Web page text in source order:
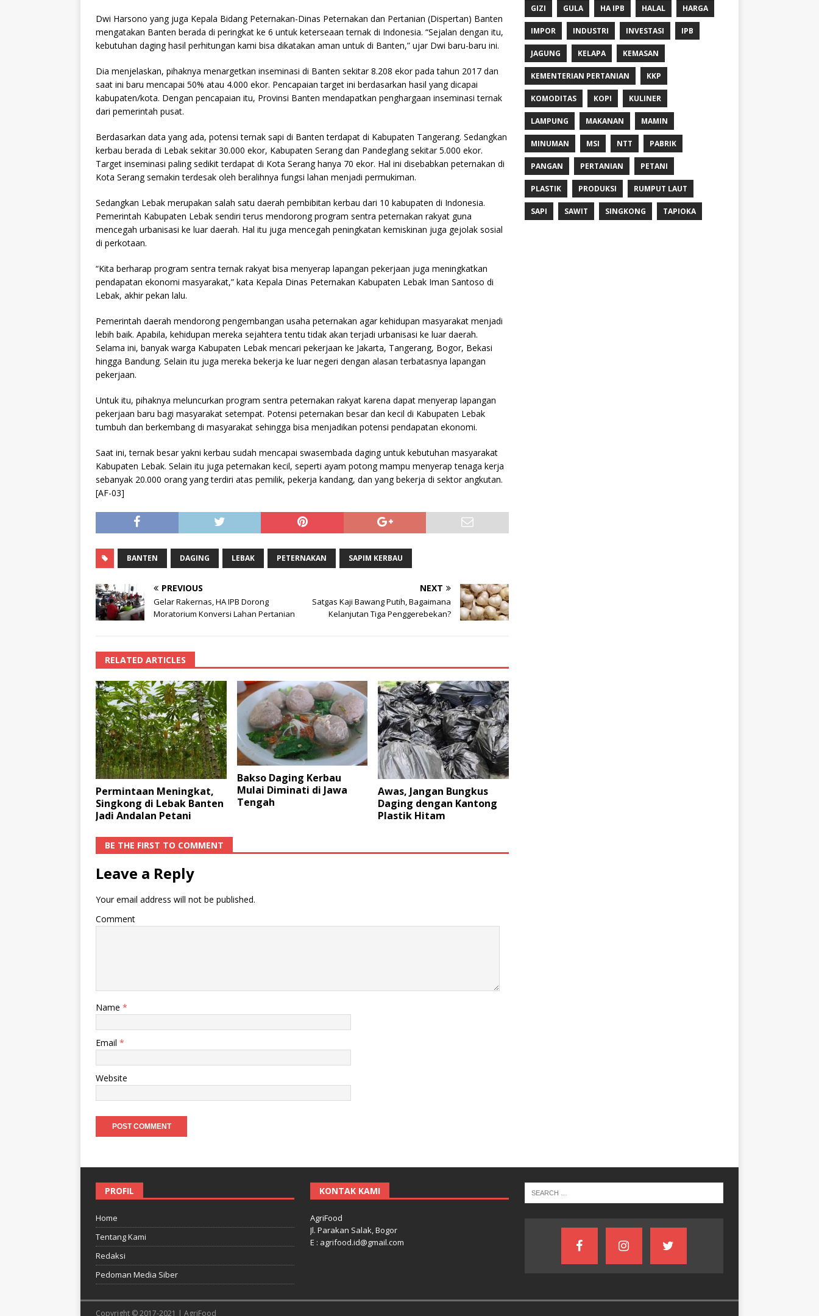
Dwi Harsono yang juga Kepala Bidang Peternakan-Dinas Peternakan dan Pertanian (Dispertan) Banten
mengatakan Banten berada di peringkat ke 6 untuk keterseaan ternak di Indonesia. “Sejalan dengan itu,
kebutuhan daging hasil perhitungan kami bisa dikatakan aman untuk di Banten,” ujar Dwi baru-baru ini.
Dia menjelaskan, pihaknya menargetkan inseminasi di Banten sekitar 8.208 ekor pada tahun 2017 dan
saat ini baru mencapai 50% atau 4.000 ekor. Pencapaian target ini berdasarkan hasil yang dicapai
kabupaten/kota. Dengan pencapaian itu, Provinsi Banten mendapatkan penghargaan inseminasi ternak
dari pemerintah pusat.
Berdasarkan data yang ada, potensi ternak sapi di Banten terdapat di Kabupaten Tangerang. Sedangkan
kerbau berada di Lebak sekitar 30.000 ekor, Kabupaten Serang dan Pandeglang sekitar 5.000 ekor.
Target inseminasi paling sedikit terdapat di Kota Serang hanya 70 ekor. Hal ini disebabkan peternakan di
Kota Serang semakin terdesak oleh beralihnya fungsi lahan menjadi permukiman.
Sedangkan Lebak merupakan salah satu daerah pembibitan kerbau dari 10 kabupaten di Indonesia.
Pemerintah Kabupaten Lebak sendiri terus mendorong program sentra peternakan rakyat guna
mencegah urbanisasi ke luar daerah. Hal itu juga mencegah peningkatan kemiskinan juga gejolak sosial
di perkotaan.
“Kita berharap program sentra ternak rakyat bisa menyerap lapangan pekerjaan juga meningkatkan
pendapatan ekonomi masyarakat,” kata Kepala Dinas Peternakan Kabupaten Lebak Iman Santoso di
Lebak, akhir pekan lalu.
Pemerintah daerah mendorong pengembangan usaha peternakan agar kehidupan masyarakat menjadi
lebih baik. Apabila, kehidupan mereka sejahtera tentu tidak akan terjadi urbanisasi ke luar daerah.
Selama ini, banyak warga Kabupaten Lebak mencari pekerjaan ke Jakarta, Tangerang, Bogor, Bekasi
hingga Bandung. Selain itu juga mereka bekerja ke luar negeri dengan alasan terbatasnya lapangan
pekerjaan.
Untuk itu, pihaknya meluncurkan program sentra peternakan rakyat karena dapat menyerap lapangan
pekerjaan baru bagi masyarakat setempat. Potensi peternakan besar dan kecil di Kabupaten Lebak
tumbuh dan berkembang di masyarakat sehingga bisa menjadikan potensi pendapatan ekonomi.
Saat ini, ternak besar yakni kerbau sudah mencapai swasembada daging untuk kebutuhan masyarakat
Kabupaten Lebak. Selain itu juga peternakan kecil, seperti ayam potong mampu menyerap tenaga kerja
sebanyak 20.000 orang yang terdiri atas pemilik, pekerja kandang, dan yang bekerja di sektor angkutan.
[AF-03]
BANTEN DAGING LEBAK PETERNAKAN SAPIM KERBAU
PREVIOUS
Gelar Rakernas, HA IPB Dorong
Moratorium Konversi Lahan Pertanian
NEXT
Satgas Kaji Bawang Putih, Bagaimana
Kelanjutan Tiga Penggerebekan?
RELATED ARTICLES
Permintaan Meningkat,
Singkong di Lebak Banten
Jadi Andalan Petani
Bakso Daging Kerbau
Mulai Diminati di Jawa
Tengah
Awas, Jangan Bungkus
Daging dengan Kantong
Plastik Hitam
BE THE FIRST TO COMMENT
Leave a Reply
Your email address will not be published.
Comment
Name *
Email *
Website
GIZI GULA HA IPB HALAL HARGA
IMPOR INDUSTRI INVESTASI IPB
JAGUNG KELAPA KEMASAN
KEMENTERIAN PERTANIAN KKP
KOMODITAS KOPI KULINER
LAMPUNG MAKANAN MAMIN
MINUMAN MSI NTT PABRIK
PANGAN PERTANIAN PETANI
PLASTIK PRODUKSI RUMPUT LAUT
SAPI SAWIT SINGKONG TAPIOKA
PROFIL
Home
Tentang Kami
Redaksi
Pedoman Media Siber
KONTAK KAMI
AgriFood
Jl. Parakan Salak, Bogor
E : agrifood.id@gmail.com
Copyright © 2017-2021 | AgriFood